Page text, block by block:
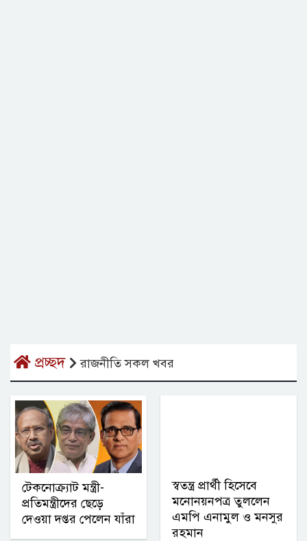
প্রচ্ছদ রাজনীতি সকল খবর
টেকনোক্র্যাট মন্ত্রী-
প্রতিমন্ত্রীদের ছেড়ে
দেওয়া দপ্তর পেলেন যাঁরা
স্বতন্ত্র প্রার্থী হিসেবে
মনোনয়নপত্র তুললেন
এমপি এনামুল ও মনসুর
রহমান